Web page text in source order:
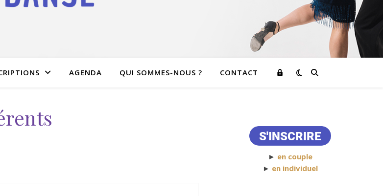
AGENDA QUI SOMMES-NOUS ? CONTACT ESPACE
► en couple
► en individuel